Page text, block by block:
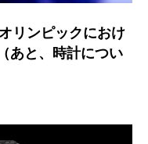
リンピックにおけ
あと、時計につい